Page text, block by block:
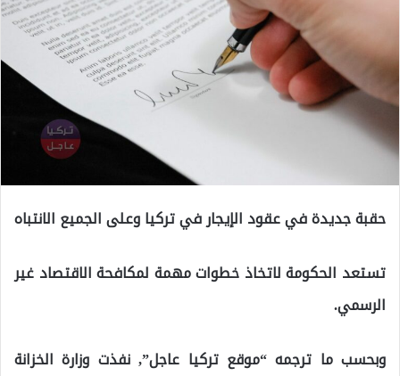
حقبة جديدة في عقود الإيجار في تركيا وعلى الجميع الانتباه
تستعد الحكومة لاتخاذ خطوات مهمة لمكافحة الاقتصاد غير
الرسمي.
وبحسب ما ترجمه “موقع تركيا عاجل”, نفذت وزارة الخزانة